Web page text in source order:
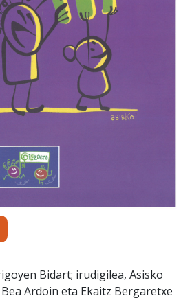
Bidart; irudigilea, Asisko
Ardoin eta Ekaitz Bergaretxe